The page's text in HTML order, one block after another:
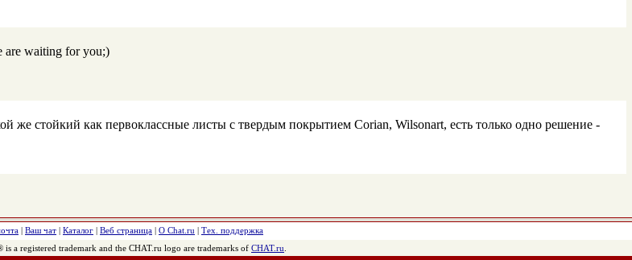
are waiting for you;)
стойкий как первоклассные листы с твердым покрытием Corian, Wilsonart, есть только одно решение -
| Ваш чат | Каталог | Веб страница | О Chat.ru | Тех. поддержка
a registered trademark and the CHAT.ru logo are trademarks of CHAT.ru